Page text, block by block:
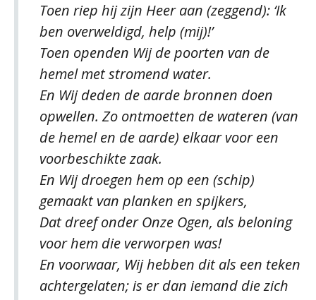
Toen riep hij zijn Heer aan (zeggend): ‘Ik
ben overweldigd, help (mij)!’
Toen openden Wij de poorten van de
hemel met stromend water.
En Wij deden de aarde bronnen doen
opwellen. Zo ontmoetten de wateren (van
de hemel en de aarde) elkaar voor een
voorbeschikte zaak.
En Wij droegen hem op een (schip)
gemaakt van planken en spijkers,
Dat dreef onder Onze Ogen, als beloning
voor hem die verworpen was!
En voorwaar, Wij hebben dit als een teken
achtergelaten; is er dan iemand die zich